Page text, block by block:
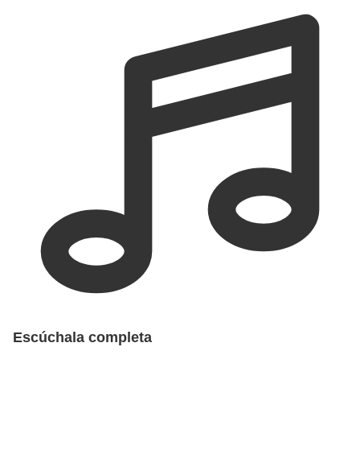
Escúchala completa